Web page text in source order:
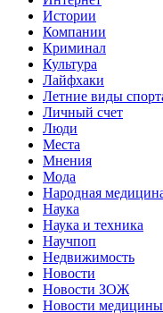
Истории
Компании
Криминал
Культура
Лайфхаки
Летние виды
Личный счет
Люди
Места
Мнения
Мода
Народная
Наука
Наука и техника
Научпоп
Недвижимость
Новости
Новости ЗОЖ
Новости медицины